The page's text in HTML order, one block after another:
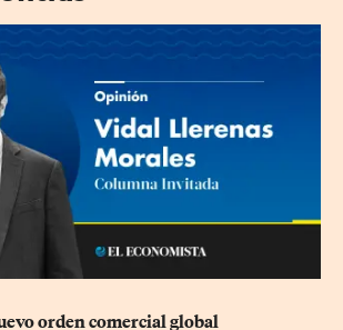
orden comercial global